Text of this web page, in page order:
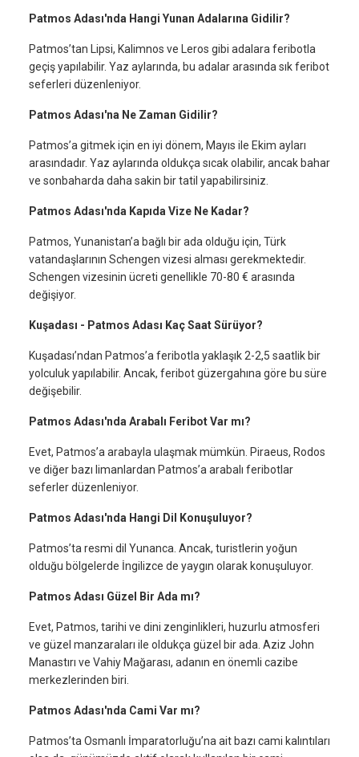
Patmos Adası'nda Hangi Yunan Adalarına Gidilir?
Patmos’tan Lipsi, Kalimnos ve Leros gibi adalara feribotla
geçiş yapılabilir. Yaz aylarında, bu adalar arasında sık feribot
seferleri düzenleniyor.
Patmos Adası'na Ne Zaman Gidilir?
Patmos’a gitmek için en iyi dönem, Mayıs ile Ekim ayları
arasındadır. Yaz aylarında oldukça sıcak olabilir, ancak bahar
ve sonbaharda daha sakin bir tatil yapabilirsiniz.
Patmos Adası'nda Kapıda Vize Ne Kadar?
Patmos, Yunanistan’a bağlı bir ada olduğu için, Türk
vatandaşlarının Schengen vizesi alması gerekmektedir.
Schengen vizesinin ücreti genellikle 70-80 € arasında
değişiyor.
Kuşadası - Patmos Adası Kaç Saat Sürüyor?
Kuşadası’ndan Patmos’a feribotla yaklaşık 2-2,5 saatlik bir
yolculuk yapılabilir. Ancak, feribot güzergahına göre bu süre
değişebilir.
Patmos Adası'nda Arabalı Feribot Var mı?
Evet, Patmos’a arabayla ulaşmak mümkün. Piraeus, Rodos
ve diğer bazı limanlardan Patmos’a arabalı feribotlar
seferler düzenleniyor.
Patmos Adası'nda Hangi Dil Konuşuluyor?
Patmos’ta resmi dil Yunanca. Ancak, turistlerin yoğun
olduğu bölgelerde İngilizce de yaygın olarak konuşuluyor.
Patmos Adası Güzel Bir Ada mı?
Evet, Patmos, tarihi ve dini zenginlikleri, huzurlu atmosferi
ve güzel manzaraları ile oldukça güzel bir ada. Aziz John
Manastırı ve Vahiy Mağarası, adanın en önemli cazibe
merkezlerinden biri.
Patmos Adası'nda Cami Var mı?
Patmos’ta Osmanlı İmparatorluğu’na ait bazı cami kalıntıları